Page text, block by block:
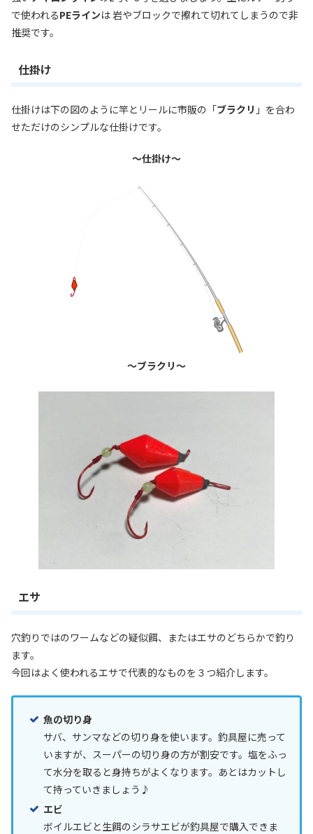
で使われるPEラインは 岩やブロックで擦れて切れてしまうので非
推奨です。
仕掛け
仕掛けは下の図のように竿とリールに市販の「ブラクリ 」を合わ
せただけのシンプルな仕掛けです。
～仕掛け～
～ブラクリ～
エサ
穴釣りではのワームなどの疑似餌、またはエサのどちらかで釣り
ます。
今回はよく使われるエサで代表的なものを３つ紹介します。
魚の切り身
サバ、サンマなどの切り身を使います。釣具屋に売って
いますが、スーパーの切り身の方が割安です。塩をふっ
て水分を取ると身持ちがよくなります。あとはカットし
て持っていきましょう♪
エビ
ボイルエビと生餌のシラサエビが釣具屋で購入できま